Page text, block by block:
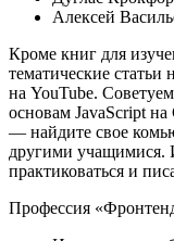
Алексей
Кроме книг для
тематические
на YouTube.
основам JavaScript
— найдите свое
другими учащимися.
практиковаться и
Профессия